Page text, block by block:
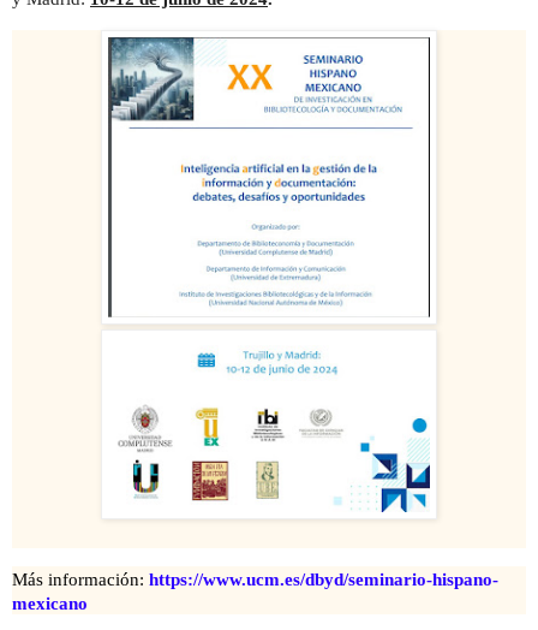
Más información: https://www.ucm.es/dbyd/seminario-hispano-
mexicano